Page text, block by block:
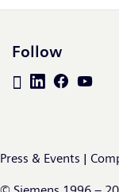
Follow
Press & Events |